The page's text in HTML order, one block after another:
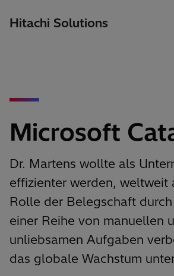
Hitachi Solutions
Microsoft
Dr. Martens wollte als
effizienter werden, weltweit
Rolle der Belegschaft
einer Reihe von manuellen
unliebsamen Aufgaben
das globale Wachstum